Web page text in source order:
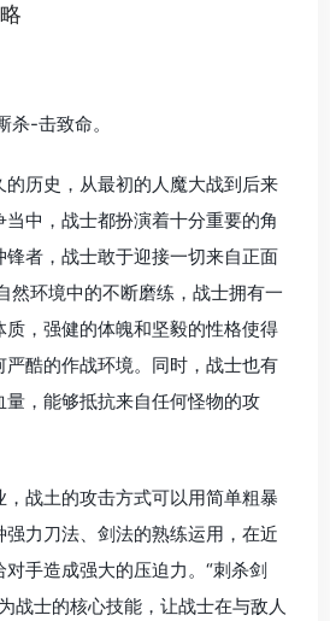
杀-击致命。
历史，从最初的人魔大战到后来
中，战士都扮演着十分重要的角
者，战士敢于迎接一切来自正面
然环境中的不断磨练，战士拥有一
，强健的体魄和坚毅的性格使得
酷的作战环境。同时，战士也有
，能够抵抗来自任何怪物的攻
战土的攻击方式可以用简单粗暴
力刀法、剑法的熟练运用，在近
手造成强大的压迫力。“刺杀剑
战士的核心技能，让战士在与敌人